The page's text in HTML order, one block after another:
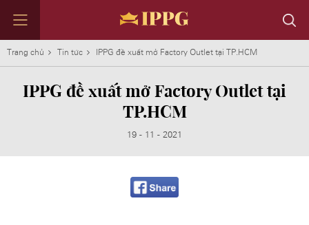
Thành tựu
ACFC & CMFC
Tin theo lĩnh vực
Môi trường làm việc
Thông điệp từ Chủ tịch
Liên hệ các Bộ phận Kinh Doanh
Trang chủ Tin tức IPPG đề xuất mở Factory Outlet tại TP.HCM
IPPG đề xuất mở Factory Outlet tại
TP.HCM
19 - 11 - 2021